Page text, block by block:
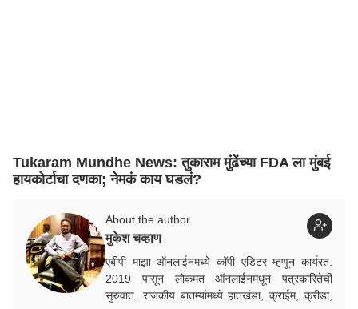
Tukaram Mundhe News: तुकाराम मुंढेंच्या FDA ला मुंबई
हायकोर्टाचा दणका; नेमकं काय घडलं?
About the author
मुकेश चव्हाण
एबीपी माझा ऑनलाईनमध्ये कॉपी एडिटर म्हणून कार्यरत.
2019 पासून लोकमत ऑनलाईनमधून पत्रकारितेची
सुरुवात. राजकीय बातम्यांमध्ये हातखंडा, क्राईम, क्रीडा,